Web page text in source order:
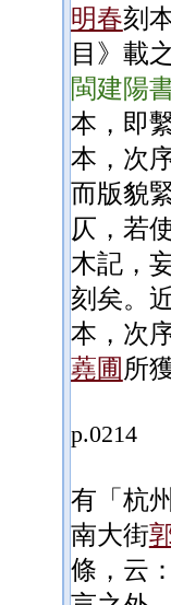
明春刻
目》載
閩建陽
本，即
本，次
而版貌
仄，若
木記，
刻矣。
本，次
蕘圃 所
p.0214
有「杭
南大街
條，云